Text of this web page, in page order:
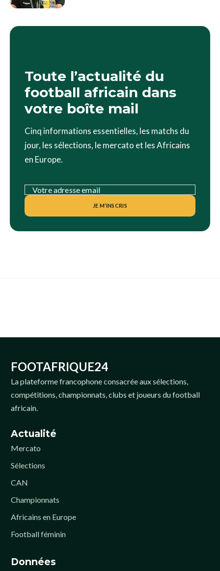
Toute l’actualité du
football africain dans
votre boîte mail
Cinq informations essentielles, les matchs du
jour, les sélections, le mercato et les Africains
en Europe.
JE M’INSCRIS
FOOTAFRIQUE24
La plateforme francophone consacrée aux sélections,
compétitions, championnats, clubs et joueurs du football
africain.
Actualité
Mercato
Sélections
CAN
Championnats
Africains en Europe
Football féminin
Données